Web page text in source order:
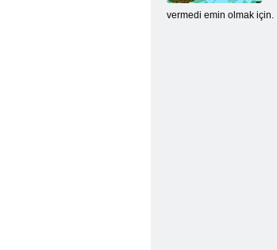
vermedi emin olmak için.